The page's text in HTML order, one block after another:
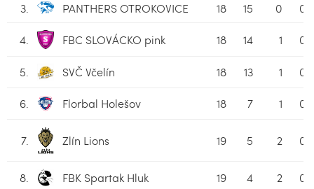
3. PANTHERS OTROKOVICE 18 15 0 0
4. FBC SLOVÁCKO pink 18 14 1 0
5. SVČ Včelín 18 13 1 0
6. Florbal Holešov 18 7 1 0
7. Zlín Lions 19 5 2 0
8. FBK Spartak Hluk 19 4 2 0